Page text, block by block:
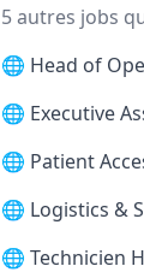
5 autres jobs
🌐 Head of
🌐 Executive
🌐 Patient
🌐 Logistics &
🌐 Technicien